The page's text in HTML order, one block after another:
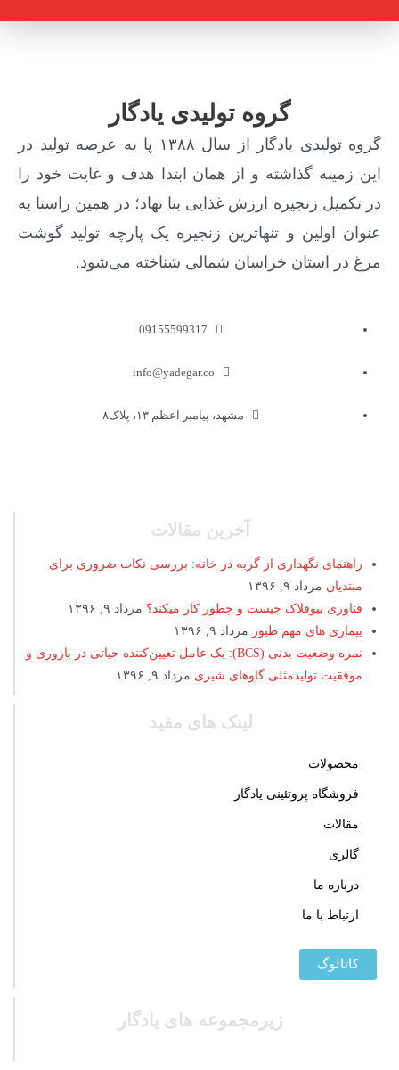
گروه تولیدی یادگار
گروه تولیدی یادگار از سال ۱۳۸۸ پا به عرصه تولید در
این زمینه گذاشته و از همان ابتدا هدف و غایت خود را
در تکمیل زنجیره ارزش غذایی بنا نهاد؛ در همین راستا به
عنوان اولین و تنهاترین زنجیره یک پارچه تولید گوشت
مرغ در استان خراسان شمالی شناخته می‌شود.
09155599317
info@yadegar.co
مشهد، پیامبر اعظم ۱۳، پلاک۸
آخرین مقالات
راهنمای نگهداری از گربه در خانه: بررسی نکات ضروری برای
مبتدیان مرداد ۹, ۱۳۹۶
فناوری بیوفلاک چیست و چطور کار میکند؟ مرداد ۹, ۱۳۹۶
بیماری های مهم طیور مرداد ۹, ۱۳۹۶
نمره وضعیت بدنی (BCS): یک عامل تعیین‌کننده حیاتی در باروری و
موفقیت تولیدمثلی گاوهای شیری مرداد ۹, ۱۳۹۶
لینک های مفید
محصولات
فروشگاه پروتئینی یادگار
مقالات
گالری
درباره ما
ارتباط با ما
کاتالوگ
زیرمجموعه های یادگار